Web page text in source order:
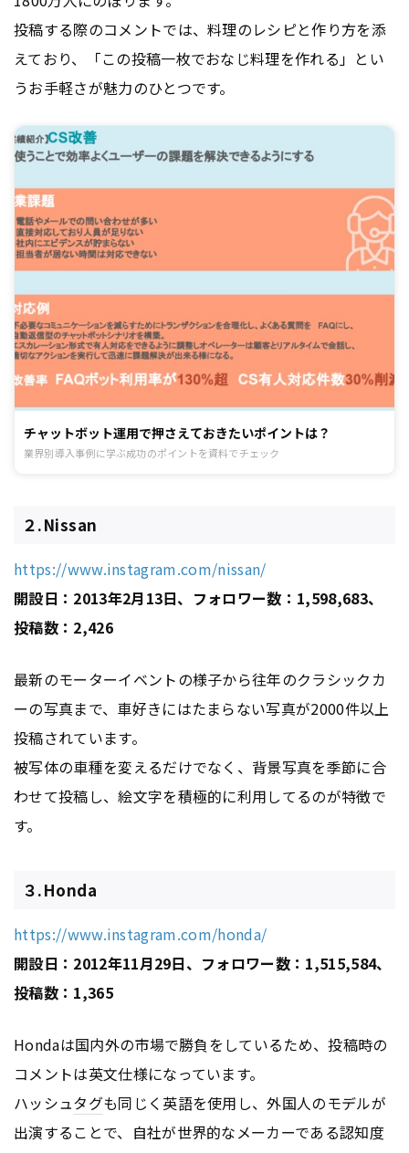
投稿する際のコメントでは、料理のレシピと作り方を添
えており、「この投稿一枚でおなじ料理を作れる」とい
うお手軽さが魅力のひとつです。
チャットボット運用で押さえておきたいポイントは？
業界別導入事例に学ぶ成功のポイントを資料でチェック
２.Nissan
https://www.instagram.com/nissan/
開設日：2013年2月13日、フォロワー数：1,598,683、
投稿数：2,426
最新のモーターイベントの様子から往年のクラシックカ
ーの写真まで、車好きにはたまらない写真が2000件以上
投稿されています。
被写体の車種を変えるだけでなく、背景写真を季節に合
わせて投稿し、絵文字を積極的に利用してるのが特徴で
す。
３.Honda
https://www.instagram.com/honda/
開設日：2012年11月29日、フォロワー数：1,515,584、
投稿数：1,365
Hondaは国内外の市場で勝負をしているため、投稿時の
コメントは英文仕様になっています。
ハッシュタグも同じく英語を使用し、外国人のモデルが
出演することで、自社が世界的なメーカーである認知度